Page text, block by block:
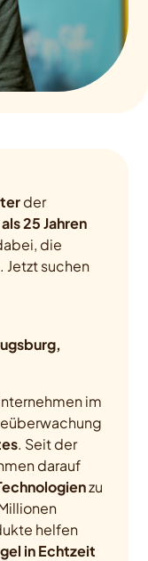
der
25 Jahren
die
Jetzt suchen
im
. Seit der
darauf
zu
helfen
in Echtzeit